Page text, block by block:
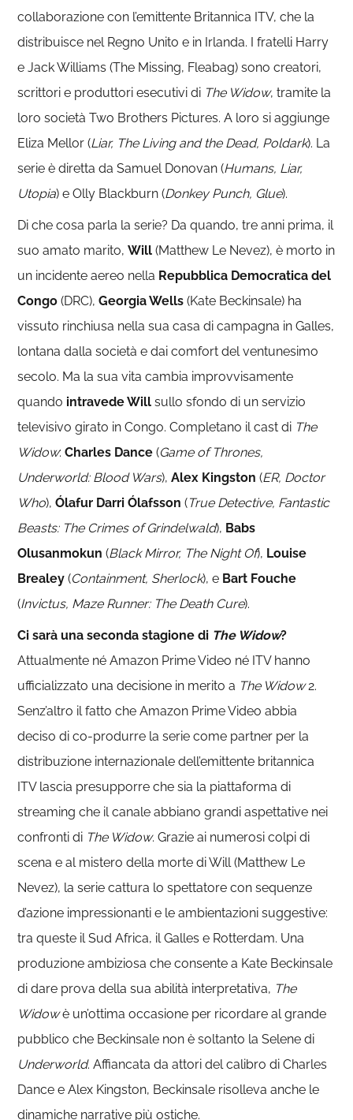
collaborazione con l’emittente Britannica ITV, che la
distribuisce nel Regno Unito e in Irlanda. I fratelli Harry
e Jack Williams (The Missing, Fleabag) sono creatori,
scrittori e produttori esecutivi di The Widow, tramite la
loro società Two Brothers Pictures. A loro si aggiunge
Eliza Mellor (Liar, The Living and the Dead, Poldark). La
serie è diretta da Samuel Donovan (Humans, Liar,
Utopia) e Olly Blackburn (Donkey Punch, Glue).
Di che cosa parla la serie? Da quando, tre anni prima, il
suo amato marito,Will (Matthew Le Nevez), è morto in
un incidente aereo nella Repubblica Democratica del
Congo (DRC),Georgia Wells (Kate Beckinsale) ha
vissuto rinchiusa nella sua casa di campagna in Galles,
lontana dalla società e dai comfort del ventunesimo
secolo. Ma la sua vita cambia improvvisamente
quando intravede Will sullo sfondo di un servizio
televisivo girato in Congo. Completano il cast di The
Widow:Charles Dance (Game of Thrones,
Underworld: Blood Wars),Alex Kingston (ER, Doctor
Who),Ólafur Darri Ólafsson (True Detective, Fantastic
Beasts: The Crimes of Grindelwald), Babs
Olusanmokun (Black Mirror, The Night Of), Louise
Brealey (Containment, Sherlock), e Bart Fouche
(Invictus, Maze Runner: The Death Cure).
Ci sarà una seconda stagione di The Widow?
Attualmente né Amazon Prime Video né ITV hanno
ufficializzato una decisione in merito a The Widow2.
Senz’altro il fatto che Amazon Prime Video abbia
deciso di co-produrre la serie come partner per la
distribuzione internazionale dell’emittente britannica
ITV lascia presupporre che sia la piattaforma di
streaming che il canale abbiano grandi aspettative nei
confronti di The Widow. Grazie ai numerosi colpi di
scena e al mistero della morte di Will (Matthew Le
Nevez), la serie cattura lo spettatore con sequenze
d’azione impressionanti e le ambientazioni suggestive:
tra queste il Sud Africa, il Galles e Rotterdam. Una
produzione ambiziosa che consente a Kate Beckinsale
di dare prova della sua abilità interpretativa, The
Widowè un’ottima occasione per ricordare al grande
pubblico che Beckinsale non è soltanto la Selene di
Underworld. Affiancata da attori del calibro di Charles
Dance e Alex Kingston, Beckinsale risolleva anche le
dinamiche narrative più ostiche.